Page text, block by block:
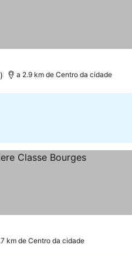
a 2.9 km de Centro da cidade
km de Centro da cidade